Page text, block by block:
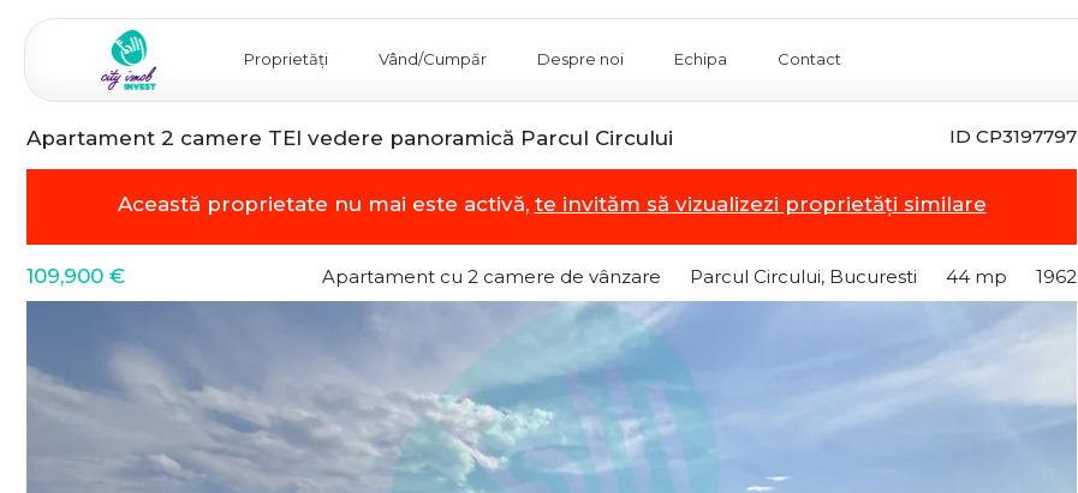
Proprietăți Vând/Cumpăr Despre noi Echipa Contact
ID CP3197797
Apartament 2 camere TEI vedere panoramică Parcul Circului
Această proprietate nu mai este activă, te invităm să vizualizezi proprietăți similare
109,900 € Apartament cu 2 camere de vânzare Parcul Circului, Bucuresti 44 mp 1962